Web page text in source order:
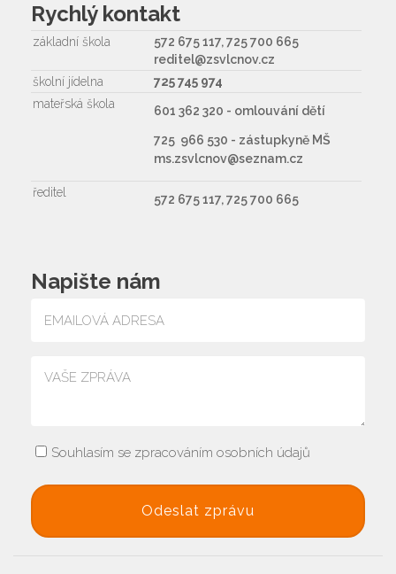
Rychlý kontakt
základní škola
572 675 117, 725 700 665
reditel@zsvlcnov.cz
školní jídelna
725 745 974
mateřská škola
601 362 320 - omlouvání dětí
725 966 530 - zástupkyně MŠ
ms.zsvlcnov@seznam.cz
ředitel 572 675 117, 725 700 665
Napište nám
Souhlasím se zpracováním osobních údajů